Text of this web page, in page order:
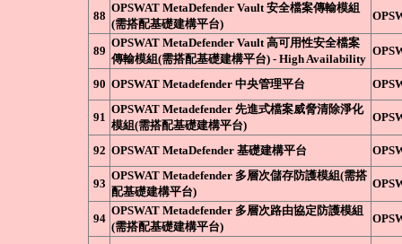
88
OPSWAT MetaDefender Vault 安全檔案傳輸模組
(需搭配基礎建構平台)
89
OPSWAT MetaDefender Vault 高可用性安全檔案
傳輸模組(需搭配基礎建構平台) - High Availability
90 OPSWAT Metadefender 中央管理平台
91
OPSWAT Metadefender 先進式檔案威脅清除淨化
模組(需搭配基礎建構平台)
92 OPSWAT MetaDefender 基礎建構平台
93
OPSWAT Metadefender 多層次儲存防護模組(需搭
配基礎建構平台)
94
OPSWAT Metadefender 多層次路由協定防護模組
(需搭配基礎建構平台)